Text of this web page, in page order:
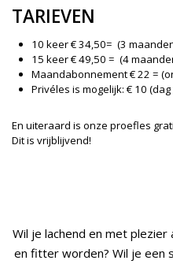
TARIEVEN
10 keer € 34,50= (3
15 keer € 49,50 = (4
Maandabonnement € 22 =
Privéles is mogelijk: € 10
En uiteraard is onze proefles
Dit is vrijblijvend!
Wil je lachend en met
en fitter worden? Wil je een